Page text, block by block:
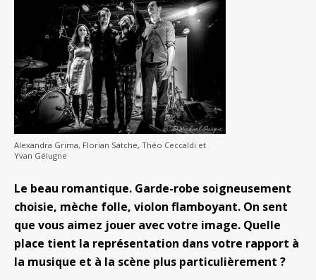
Alexandra Grima, Florian Satche, Théo Ceccaldi et
Yvan Gélugne
Le beau romantique. Garde-robe soigneusement
choisie, mèche folle, violon flamboyant. On sent
que vous aimez jouer avec votre image. Quelle
place tient la représentation dans votre rapport à
la musique et à la scène plus particulièrement ?